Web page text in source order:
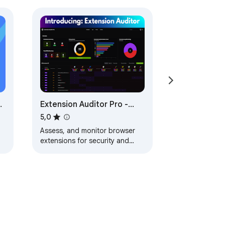
Extension Auditor Pro -
Assess Risk & Improve
Browser Security Posture
5,0
Assess, and monitor browser
extensions for security and